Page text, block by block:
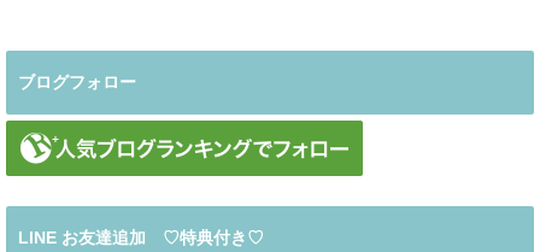
ブログフォロー
LINE お友達追加 ♡特典付き♡